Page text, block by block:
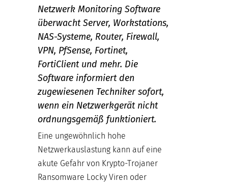
Netzwerk Monitoring Software
überwacht Server, Workstations,
NAS-Systeme, Router, Firewall,
VPN, PfSense, Fortinet,
FortiClient und mehr. Die
Software informiert den
zugewiesenen Techniker sofort,
wenn ein Netzwerkgerät nicht
ordnungsgemäß funktioniert.
Eine ungewöhnlich hohe
Netzwerkauslastung kann auf eine
akute Gefahr von Krypto-Trojaner
Ransomware Locky Viren oder